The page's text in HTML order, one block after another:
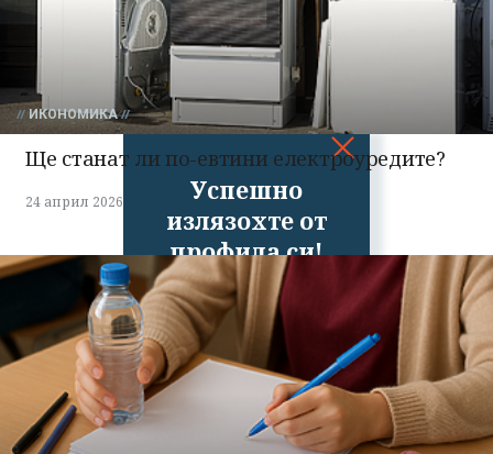
Успешно
излязохте от
профила си!
ИКОНОМИКА
Ще станат ли по-евтини електроуредите?
24 април 2026